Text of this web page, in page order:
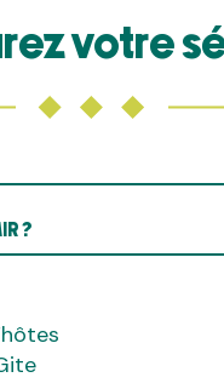
territoire inspirant.
votre
?
?
?